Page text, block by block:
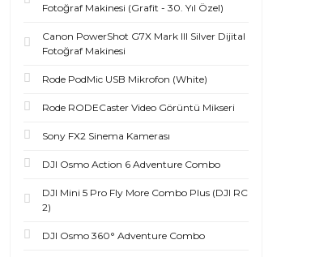
Fotoğraf Makinesi (Grafit - 30. Yıl Özel)
Canon PowerShot G7X Mark III Silver Dijital
Fotoğraf Makinesi
Rode PodMic USB Mikrofon (White)
Rode RODECaster Video Görüntü Mikseri
Sony FX2 Sinema Kamerası
DJI Osmo Action 6 Adventure Combo
DJI Mini 5 Pro Fly More Combo Plus (DJI RC
2)
DJI Osmo 360° Adventure Combo